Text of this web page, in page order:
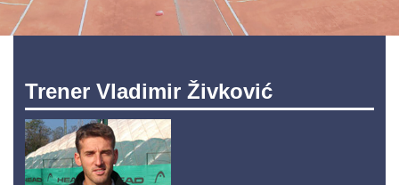
Trener Vladimir Živković